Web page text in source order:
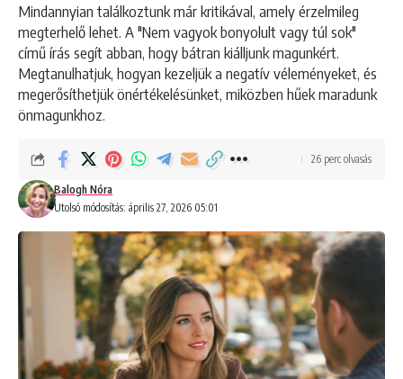
Mindannyian találkoztunk már kritikával, amely érzelmileg
megterhelő lehet. A "Nem vagyok bonyolult vagy túl sok"
című írás segít abban, hogy bátran kiálljunk magunkért.
Megtanulhatjuk, hogyan kezeljük a negatív véleményeket, és
megerősíthetjük önértékelésünket, miközben hűek maradunk
önmagunkhoz.
Utolsó módosítás: április 27, 2026 05:01
Balogh Nóra
26 perc olvasás